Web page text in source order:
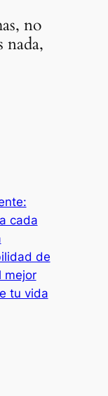
no
nada,
cada
de
mejor
tu vida